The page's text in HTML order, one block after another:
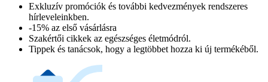
Exkluzív promóciók és további kedvezmények rendszeres
hírleveleinkben.
-15% az első vásárlásra
Szakértői cikkek az egészséges életmódról.
Tippek és tanácsok, hogy a legtöbbet hozza ki új termékéből.